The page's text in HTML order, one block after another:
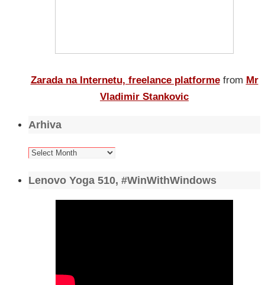
Zarada na Internetu, freelance platforme from Mr
Vladimir Stankovic
Arhiva
Arhiva
Lenovo Yoga 510, #WinWithWindows